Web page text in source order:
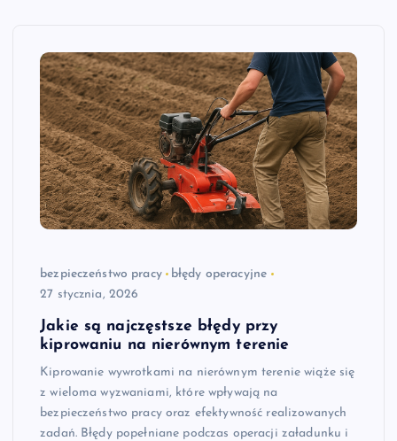
bezpieczeństwo pracy
błędy operacyjne
27 stycznia, 2026
Jakie są najczęstsze błędy przy
kiprowaniu na nierównym terenie
Kiprowanie wywrotkami na nierównym terenie wiąże się
z wieloma wyzwaniami, które wpływają na
bezpieczeństwo pracy oraz efektywność realizowanych
zadań. Błędy popełniane podczas operacji załadunku i